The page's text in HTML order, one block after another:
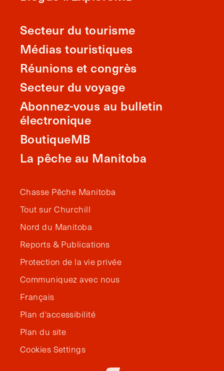
Secteur du tourisme
Médias touristiques
Réunions et congrès
Secteur du voyage
Abonnez-vous au bulletin
électronique
BoutiqueMB
La pêche au Manitoba
Chasse Pêche Manitoba
Tout sur Churchill
Nord du Manitoba
Reports & Publications
Protection de la vie privée
Communiquez avec nous
Français
Plan d'accessibilité
Plan du site
Cookies Settings